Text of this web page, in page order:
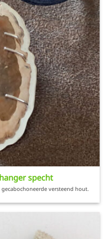
specht
versteend hout.